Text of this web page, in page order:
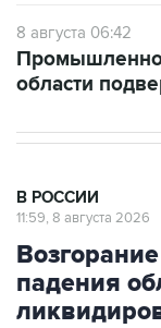
8 августа 06:42
области
В РОССИИ
11:59, 8 августа 2026
падения